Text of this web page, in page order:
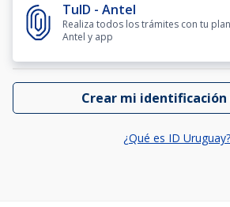
TuID - Antel
Realiza todos los trámites con tu
Antel y app
Crear mi
¿Qué es ID Uruguay?